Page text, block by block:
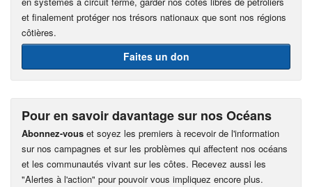
et finalement protéger nos trésors nationaux que sont nos régions
côtières.
Faites un don
Pour en savoir davantage sur nos Océans
Abonnez-vous et soyez les premiers à recevoir de l'information
sur nos campagnes et sur les problèmes qui affectent nos océans
et les communautés vivant sur les côtes. Recevez aussi les
"Alertes à l'action" pour pouvoir vous impliquez encore plus.